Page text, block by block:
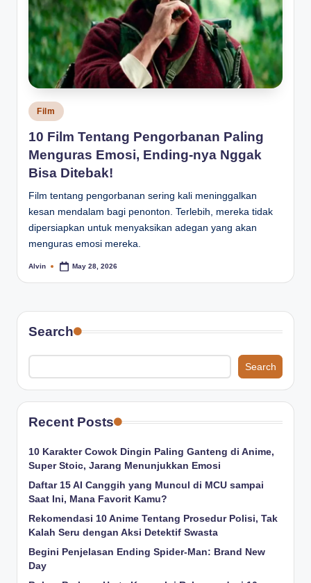
Posted
in
Film
10 Film Tentang Pengorbanan Paling
Menguras Emosi, Ending-nya Nggak
Bisa Ditebak!
Film tentang pengorbanan sering kali meninggalkan
kesan mendalam bagi penonton. Terlebih, mereka tidak
dipersiapkan untuk menyaksikan adegan yang akan
menguras emosi mereka.
Posted
Alvin May 28, 2026
Search
Search
Recent Posts
10 Karakter Cowok Dingin Paling Ganteng di Anime,
Super Stoic, Jarang Menunjukkan Emosi
Daftar 15 AI Canggih yang Muncul di MCU sampai
Saat Ini, Mana Favorit Kamu?
Rekomendasi 10 Anime Tentang Prosedur Polisi, Tak
Kalah Seru dengan Aksi Detektif Swasta
Begini Penjelasan Ending Spider-Man: Brand New
Day